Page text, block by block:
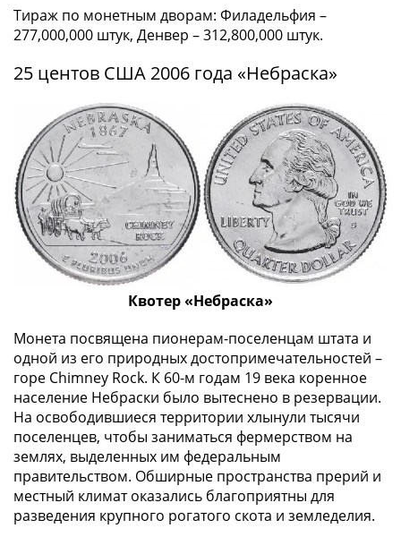
книга
Личности
События
золотые
Города
трудовой
доблести
Освобожденные
Города-
столицы
коллекции
Монеты
СССР
РСФСР
РСФСР
СССР
(1921-
Тираж по монетным дворам: Филадельфия –
277,000,000 штук, Денвер – 312,800,000 штук.
25 центов США 2006 года «Небраска»
Квотер «Небраска»
Монета посвящена пионерам-поселенцам штата и
одной из его природных достопримечательностей –
горе Chimney Rock. К 60-м годам 19 века коренное
население Небраски было вытеснено в резервации.
На освободившиеся территории хлынули тысячи
поселенцев, чтобы заниматься фермерством на
землях, выделенных им федеральным
правительством. Обширные пространства прерий и
местный климат оказались благоприятны для
разведения крупного рогатого скота и земледелия.